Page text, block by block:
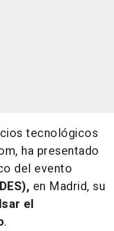
tecnológicos
ha presentado
del evento
en Madrid, su
el
.